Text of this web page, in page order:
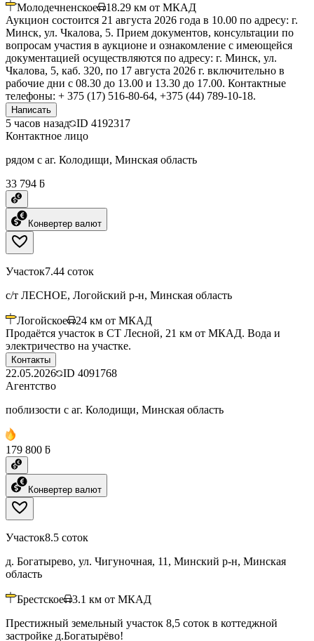
Молодечненское 18.29 км от МКАД
Аукцион состоится 21 августа 2026 года в 10.00 по адресу: г.
Минск, ул. Чкалова, 5. Прием документов, консультации по
вопросам участия в аукционе и ознакомление с имеющейся
документацией осуществляются по адресу: г. Минск, ул.
Чкалова, 5, каб. 320, по 17 августа 2026 г. включительно в
рабочие дни с 08.30 до 13.00 и 13.30 до 17.00. Контактные
телефоны: + 375 (17) 516-80-64, +375 (44) 789-10-18.
Написать
5 часов назад ID 4192317
Контактное лицо
рядом с аг. Колодищи, Минская область
33 794 ƃ
Конвертер валют
Участок7.44 соток
с/т ЛЕСНОЕ, Логойский р-н, Минская область
Логойское 24 км от МКАД
Продаётся участок в СТ Лесной, 21 км от МКАД. Вода и
электричество на участке.
Контакты
22.05.2026 ID 4091768
Агентство
поблизости с аг. Колодищи, Минская область
179 800 ƃ
Конвертер валют
Участок8.5 соток
д. Богатырево, ул. Чигуночная, 11, Минский р-н, Минская
область
Брестское 3.1 км от МКАД
Престижный земельный участок 8,5 соток в коттеджной
застройке д.Богатырёво!